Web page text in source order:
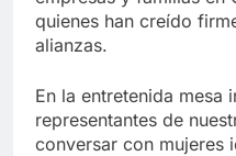
quienes han creído
alianzas.
En la entretenida mesa
representantes de
conversar con mujeres